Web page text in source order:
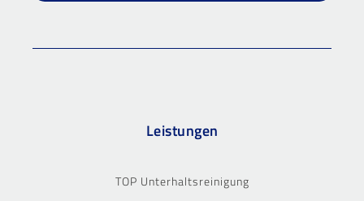
Leistungen
TOP Unterhaltsreinigung